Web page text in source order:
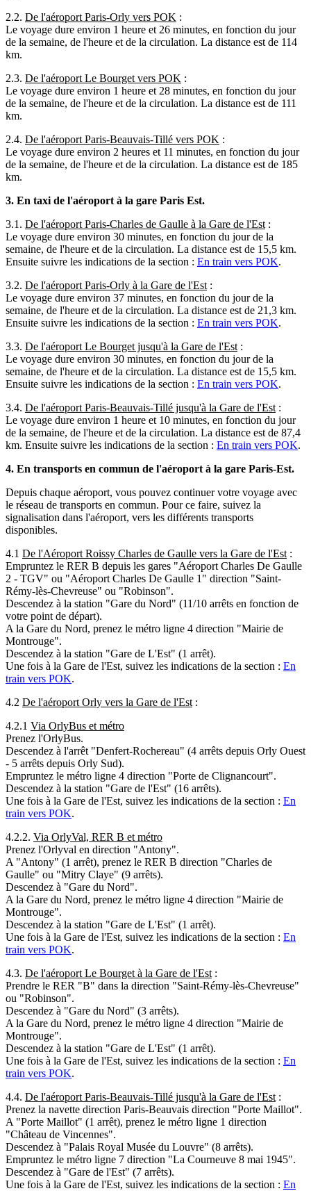
2.2. De l'aéroport Paris-Orly vers POK :
Le voyage dure environ 1 heure et 26 minutes, en fonction du jour
de la semaine, de l'heure et de la circulation. La distance est de 114
km.
2.3. De l'aéroport Le Bourget vers POK :
Le voyage dure environ 1 heure et 28 minutes, en fonction du jour
de la semaine, de l'heure et de la circulation. La distance est de 111
km.
2.4. De l'aéroport Paris-Beauvais-Tillé vers POK :
Le voyage dure environ 2 heures et 11 minutes, en fonction du jour
de la semaine, de l'heure et de la circulation. La distance est de 185
km.
3. En taxi de l'aéroport à la gare Paris Est.
3.1. De l'aéroport Paris-Charles de Gaulle à la Gare de l'Est :
Le voyage dure environ 30 minutes, en fonction du jour de la
semaine, de l'heure et de la circulation. La distance est de 15,5 km.
Ensuite suivre les indications de la section : En train vers POK.
3.2. De l'aéroport Paris-Orly à la Gare de l'Est :
Le voyage dure environ 37 minutes, en fonction du jour de la
semaine, de l'heure et de la circulation. La distance est de 21,3 km.
Ensuite suivre les indications de la section : En train vers POK.
3.3. De l'aéroport Le Bourget jusqu'à la Gare de l'Est :
Le voyage dure environ 30 minutes, en fonction du jour de la
semaine, de l'heure et de la circulation. La distance est de 15,5 km.
Ensuite suivre les indications de la section : En train vers POK.
3.4. De l'aéroport Paris-Beauvais-Tillé jusqu'à la Gare de l'Est :
Le voyage dure environ 1 heure et 10 minutes, en fonction du jour
de la semaine, de l'heure et de la circulation. La distance est de 87,4
km. Ensuite suivre les indications de la section : En train vers POK.
4. En transports en commun de l'aéroport à la gare Paris-Est.
Depuis chaque aéroport, vous pouvez continuer votre voyage avec
le réseau de transports en commun. Pour ce faire, suivez la
signalisation dans l'aéroport, vers les différents transports
disponibles.
4.1 De l'Aéroport Roissy Charles de Gaulle vers la Gare de l'Est :
Empruntez le RER B depuis les gares "Aéroport Charles De Gaulle
2 - TGV" ou "Aéroport Charles De Gaulle 1" direction "Saint-
Rémy-lès-Chevreuse" ou "Robinson".
Descendez à la station "Gare du Nord" (11/10 arrêts en fonction de
votre point de départ).
A la Gare du Nord, prenez le métro ligne 4 direction "Mairie de
Montrouge".
Descendez à la station "Gare de L'Est" (1 arrêt).
Une fois à la Gare de l'Est, suivez les indications de la section : En
train vers POK.
4.2 De l'aéroport Orly vers la Gare de l'Est :
4.2.1 Via OrlyBus et métro
Prenez l'OrlyBus.
Descendez à l'arrêt "Denfert-Rochereau" (4 arrêts depuis Orly Ouest
- 5 arrêts depuis Orly Sud).
Empruntez le métro ligne 4 direction "Porte de Clignancourt".
Descendez à la station "Gare de l'Est" (16 arrêts).
Une fois à la Gare de l'Est, suivez les indications de la section : En
train vers POK.
4.2.2. Via OrlyVal, RER B et métro
Prenez l'Orlyval en direction "Antony".
A "Antony" (1 arrêt), prenez le RER B direction "Charles de
Gaulle" ou "Mitry Claye" (9 arrêts).
Descendez à "Gare du Nord".
A la Gare du Nord, prenez le métro ligne 4 direction "Mairie de
Montrouge".
Descendez à la station "Gare de L'Est" (1 arrêt).
Une fois à la Gare de l'Est, suivez les indications de la section : En
train vers POK.
4.3. De l'aéroport Le Bourget à la Gare de l'Est :
Prendre le RER "B" dans la direction "Saint-Rémy-lès-Chevreuse"
ou "Robinson".
Descendez à "Gare du Nord" (3 arrêts).
A la Gare du Nord, prenez le métro ligne 4 direction "Mairie de
Montrouge".
Descendez à la station "Gare de L'Est" (1 arrêt).
Une fois à la Gare de l'Est, suivez les indications de la section : En
train vers POK.
4.4. De l'aéroport Paris-Beauvais-Tillé jusqu'à la Gare de l'Est :
Prenez la navette direction Paris-Beauvais direction "Porte Maillot".
A "Porte Maillot" (1 arrêt), prenez le métro ligne 1 direction
"Château de Vincennes".
Descendez à "Palais Royal Musée du Louvre" (8 arrêts).
Empruntez le métro ligne 7 direction "La Courneuve 8 mai 1945".
Descendez à "Gare de l'Est" (7 arrêts).
Une fois à la Gare de l'Est, suivez les indications de la section : En